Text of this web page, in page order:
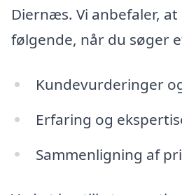
Diernæs. Vi anbefaler,
følgende, når du søger
Kundevurderinger
Erfaring og
Sammenligning af